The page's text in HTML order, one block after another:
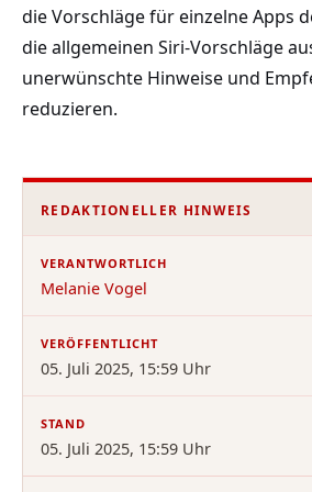
die Vorschläge für einzelne Apps
die allgemeinen Siri-Vorschläge
unerwünschte Hinweise und
reduzieren.
REDAKTIONELLER HINWEIS
VERANTWORTLICH
Melanie Vogel
VERÖFFENTLICHT
05. Juli 2025, 15:59 Uhr
STAND
05. Juli 2025, 15:59 Uhr